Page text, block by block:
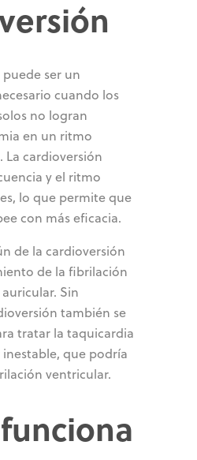
ser un
cuando los
no logran
en un ritmo
cardioversión
y el ritmo
lo que permite que
con más eficacia.
de la cardioversión
de la fibrilación
Sin
también se
tratar la taquicardia
que podría
ventricular.